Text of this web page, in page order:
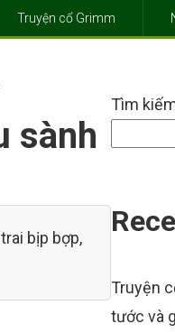
Truyện cổ Grimm
sành
bịp bợp,
Tìm
Truyện
tước và